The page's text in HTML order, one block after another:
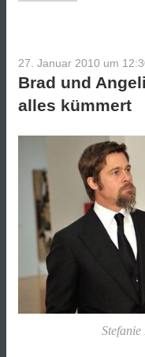
27. Januar 2010 um
Brad und
alles kümmert